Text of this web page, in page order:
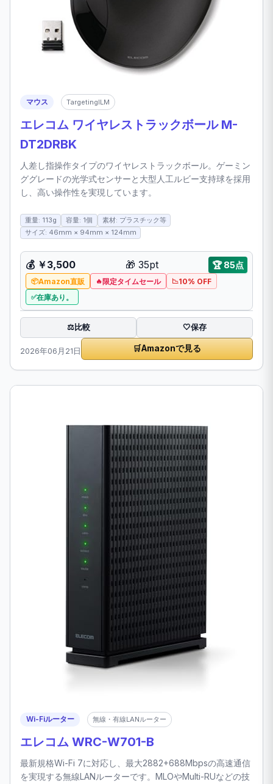
マウス TargetingILM
エレコム ワイヤレストラックボール M-
DT2DRBK
人差し指操作タイプのワイヤレストラックボール。ゲーミン
ググレードの光学式センサーと大型人工ルビー支持球を採用
し、高い操作性を実現しています。
重量: 113g 容量: 1個
素材: プラスチック等
サイズ: 46mm × 94mm × 124mm
💰 ￥3,500 🎁 35pt 🏆 85点
Amazon直販 限定タイムセール
10% OFF
在庫あり。
⚖️比較 🤍保存
2026年06月21日 🛒Amazonで見る
Wi-Fiルーター 無線・有線LANルーター
エレコム WRC-W701-B
最新規格Wi-Fi 7に対応し、最大2882+688Mbpsの高速通信
を実現する無線LANルーターです。MLOやMulti-RUなどの技